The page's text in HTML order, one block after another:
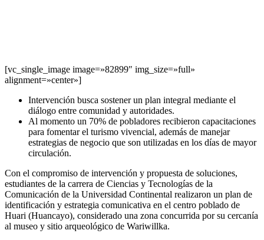
[vc_single_image image=»82899″ img_size=»full»
alignment=»center»]
Intervención busca sostener un plan integral mediante el
diálogo entre comunidad y autoridades.
Al momento un 70% de pobladores recibieron capacitaciones
para fomentar el turismo vivencial, además de manejar
estrategias de negocio que son utilizadas en los días de mayor
circulación.
Con el compromiso de intervención y propuesta de soluciones,
estudiantes de la carrera de Ciencias y Tecnologías de la
Comunicación de la Universidad Continental realizaron un plan de
identificación y estrategia comunicativa en el centro poblado de
Huari (Huancayo), considerado una zona concurrida por su cercanía
al museo y sitio arqueológico de Wariwillka.